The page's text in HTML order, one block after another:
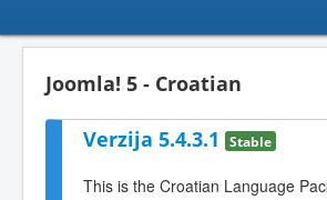
Joomla! 5 - Croatian
Verzija 5.4.3.1 Stable
This is the Croatian Language